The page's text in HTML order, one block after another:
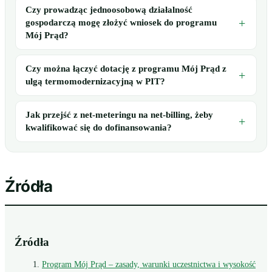
Czy prowadząc jednoosobową działalność
gospodarczą mogę złożyć wniosek do programu
Mój Prąd?
Czy można łączyć dotację z programu Mój Prąd z
ulgą termomodernizacyjną w PIT?
Jak przejść z net-meteringu na net-billing, żeby
kwalifikować się do dofinansowania?
Źródła
Źródła
Program Mój Prąd – zasady, warunki uczestnictwa i wysokość